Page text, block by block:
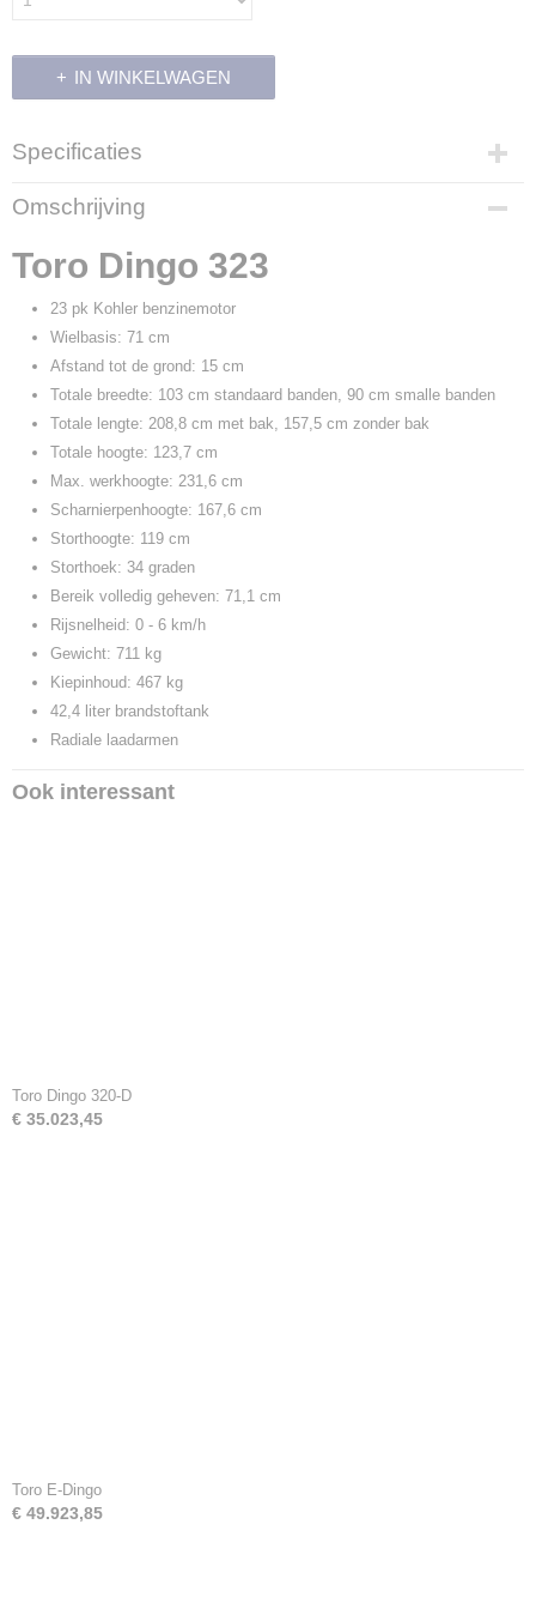
IN WINKELWAGEN
Specificaties
Productcode leverancier
22318
Omschrijving
Toro Dingo 323
23 pk Kohler benzinemotor
Wielbasis: 71 cm
Afstand tot de grond: 15 cm
Totale breedte: 103 cm standaard banden, 90 cm smalle banden
Totale lengte: 208,8 cm met bak, 157,5 cm zonder bak
Totale hoogte: 123,7 cm
Max. werkhoogte: 231,6 cm
Scharnierpenhoogte: 167,6 cm
Storthoogte: 119 cm
Storthoek: 34 graden
Bereik volledig geheven: 71,1 cm
Rijsnelheid: 0 - 6 km/h
Gewicht: 711 kg
Kiepinhoud: 467 kg
42,4 liter brandstoftank
Radiale laadarmen
Ook interessant
Toro Dingo 320-D
€ 35.023,45
Toro E-Dingo
€ 49.923,85